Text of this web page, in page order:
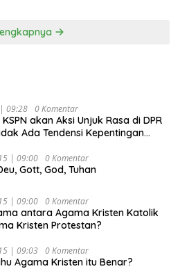
| 09:28 0 Komentar
akan Aksi Unjuk Rasa di DPR
Ada Tendensi Kepentingan
| 09:00 0 Komentar
Gott, God, Tuhan
| 09:00 0 Komentar
antara Agama Kristen Katolik
Kristen Protestan?
| 09:03 0 Komentar
Agama Kristen itu Benar?